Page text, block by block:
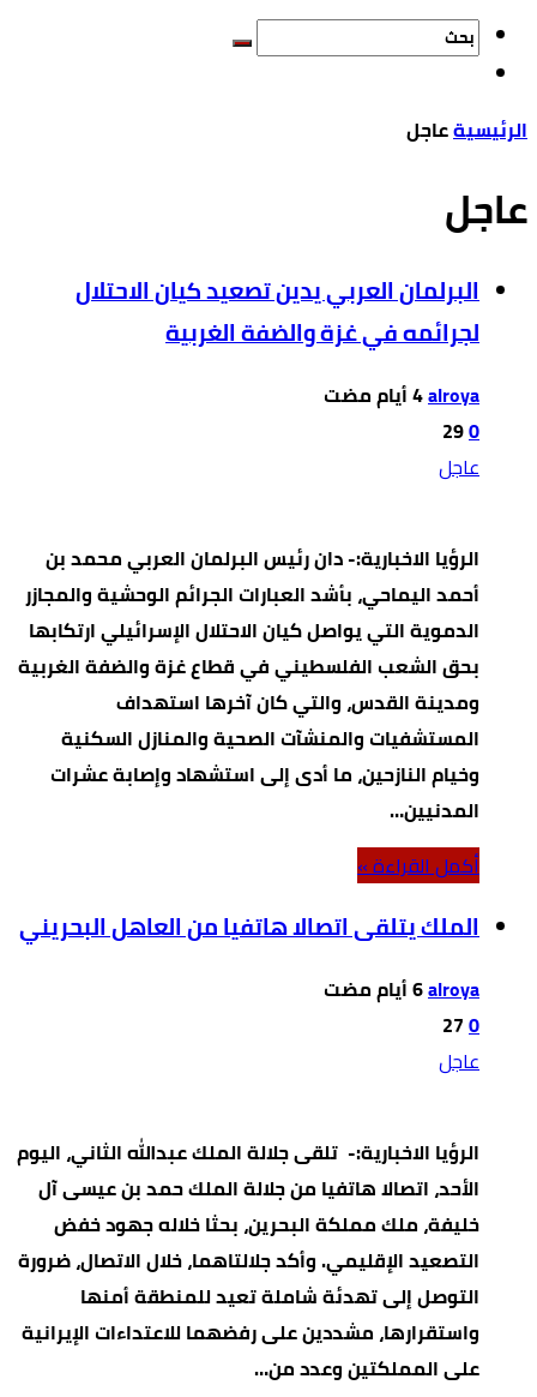
‫الرئيسية‬عاجل
عاجل
البرلمان العربي يدين تصعيد كيان الاحتلال
لجرائمه في غزة والضفة الغربية
alroya
0
29
عاجل
الرؤيا الاخبارية:- دان رئيس البرلمان العربي محمد بن
أحمد اليماحي، بأشد العبارات الجرائم الوحشية والمجازر
الدموية التي يواصل كيان الاحتلال الإسرائيلي ارتكابها
بحق الشعب الفلسطيني في قطاع غزة والضفة الغربية
ومدينة القدس، والتي كان آخرها استهداف
المستشفيات والمنشآت الصحية والمنازل السكنية
وخيام النازحين، ما أدى إلى استشهاد وإصابة عشرات
المدنيين…
‫أكمل القراءة »‬
الملك يتلقى اتصالا هاتفيا من العاهل البحريني
alroya
0
27
عاجل
الرؤيا الاخبارية:- تلقى جلالة الملك عبدالله الثاني، اليوم
الأحد، اتصالا هاتفيا من جلالة الملك حمد بن عيسى آل
خليفة، ملك مملكة البحرين، بحثا خلاله جهود خفض
التصعيد الإقليمي. وأكد جلالتاهما، خلال الاتصال، ضرورة
التوصل إلى تهدئة شاملة تعيد للمنطقة أمنها
واستقرارها، مشددين على رفضهما للاعتداءات الإيرانية
على المملكتين وعدد من…